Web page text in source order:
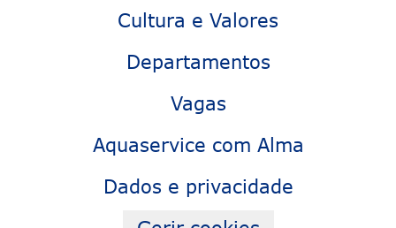
Cultura e Valores
Departamentos
Vagas
Aquaservice com Alma
Dados e privacidade